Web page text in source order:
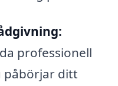
professionell
påbörjar ditt